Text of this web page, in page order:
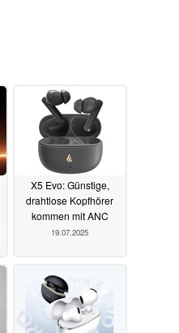
X5 Evo: Günstige,
drahtlose Kopfhörer
kommen mit ANC
19.07.2025